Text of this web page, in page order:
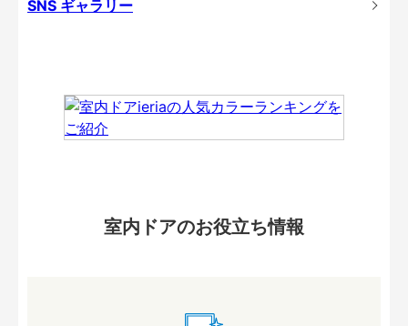
SNS ギャラリー
室内ドアのお役立ち情報